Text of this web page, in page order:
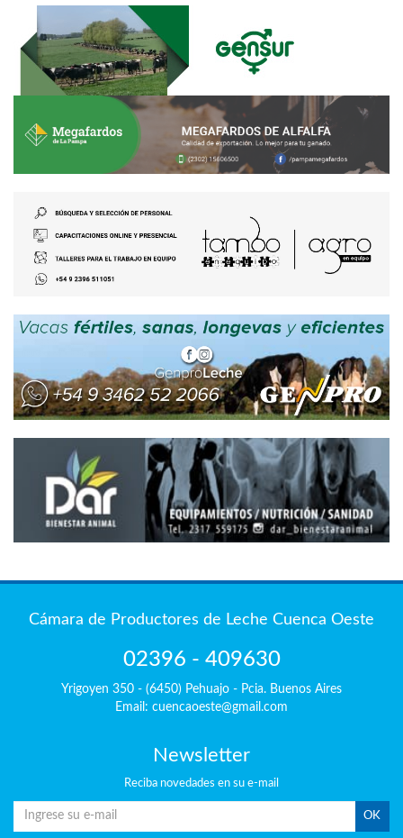
Cámara de Productores de Leche Cuenca Oeste
02396 - 409630
Yrigoyen 350 - (6450) Pehuajo - Pcia. Buenos Aires
Email: cuencaoeste@gmail.com
Newsletter
Reciba novedades en su e-mail
OK